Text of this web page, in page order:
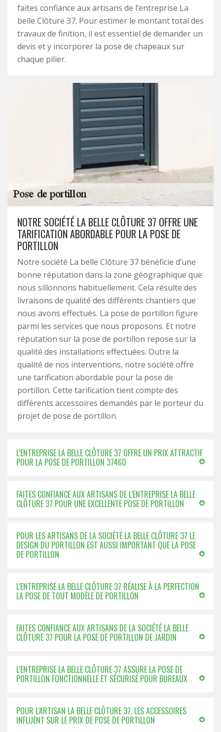
faites confiance aux artisans de l’entreprise La
belle Clôture 37. Pour estimer le montant total des
travaux de finition, il est essentiel de demander un
devis et y incorporer la pose de chapeaux sur
chaque pilier.
NOTRE SOCIÉTÉ LA BELLE CLÔTURE 37 OFFRE UNE
TARIFICATION ABORDABLE POUR LA POSE DE
PORTILLON
Notre société La belle Clôture 37 bénéficie d’une
bonne réputation dans la zone géographique que
nous sillonnons habituellement. Cela résulte des
livraisons de qualité des différents chantiers que
nous avons effectués. La pose de portillon figure
parmi les services que nous proposons. Et notre
réputation sur la pose de portillon repose sur la
qualité des installations effectuées. Outre la
qualité de nos interventions, notre société offre
une tarification abordable pour la pose de
portillon. Cette tarification tient compte des
différents accessoires demandés par le porteur du
projet de pose de portillon.
L’ENTREPRISE LA BELLE CLÔTURE 37 OFFRE UN PRIX ATTRACTIF
POUR LA POSE DE PORTILLON 37460
FAITES CONFIANCE AUX ARTISANS DE L’ENTREPRISE LA BELLE
CLÔTURE 37 POUR UNE EXCELLENTE POSE DE PORTILLON
POUR LES ARTISANS DE LA SOCIÉTÉ LA BELLE CLÔTURE 37 LE
DESIGN DU PORTILLON EST AUSSI IMPORTANT QUE LA POSE
DE PORTILLON
L’ENTREPRISE LA BELLE CLÔTURE 37 RÉALISE À LA PERFECTION
LA POSE DE TOUT MODÈLE DE PORTILLON
FAITES CONFIANCE AUX ARTISANS DE LA SOCIÉTÉ LA BELLE
CLÔTURE 37 POUR LA POSE DE PORTILLON DE JARDIN
L’ENTREPRISE LA BELLE CLÔTURE 37 ASSURE LA POSE DE
PORTILLON FONCTIONNELLE ET SÉCURISÉ POUR BUREAUX
POUR L’ARTISAN LA BELLE CLÔTURE 37, LES ACCESSOIRES
INFLUENT SUR LE PRIX DE POSE DE PORTILLON